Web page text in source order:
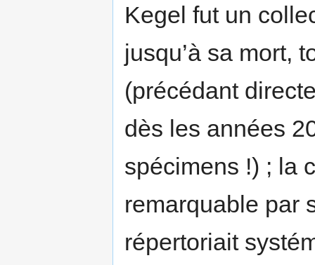
Kegel fut un
jusqu’à sa mort,
(précédant
dès les années
spécimens !) ; la
remarquable par
répertoriait